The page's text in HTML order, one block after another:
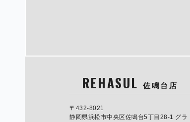
REHASUL佐鳴台店
〒432-8021
静岡県浜松市中央区佐鳴台5丁目28-1 グラ